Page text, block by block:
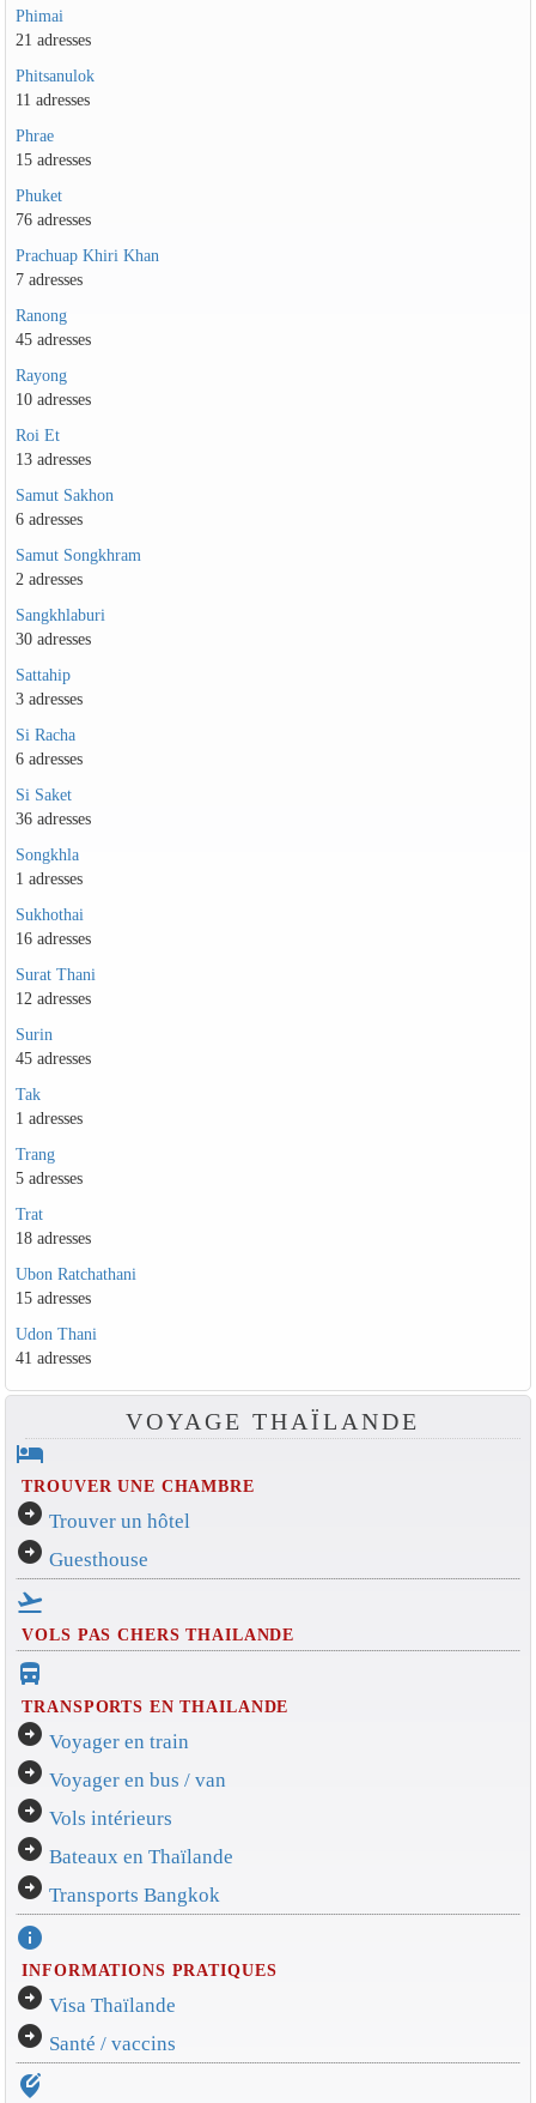
Phimai
21 adresses
Phitsanulok
11 adresses
Phrae
15 adresses
Phuket
76 adresses
Prachuap Khiri Khan
7 adresses
Ranong
45 adresses
Rayong
10 adresses
Roi Et
13 adresses
Samut Sakhon
6 adresses
Samut Songkhram
2 adresses
Sangkhlaburi
30 adresses
Sattahip
3 adresses
Si Racha
6 adresses
Si Saket
36 adresses
Songkhla
1 adresses
Sukhothai
16 adresses
Surat Thani
12 adresses
Surin
45 adresses
Tak
1 adresses
Trang
5 adresses
Trat
18 adresses
Ubon Ratchathani
15 adresses
Udon Thani
41 adresses
VOYAGE THAÏLANDE
hotel
TROUVER UNE CHAMBRE
arrow_circle_right Trouver un hôtel
arrow_circle_right Guesthouse
flight_takeoff
VOLS PAS CHERS THAILANDE
directions_bus_filled
TRANSPORTS EN THAILANDE
arrow_circle_right Voyager en train
arrow_circle_right Voyager en bus / van
arrow_circle_right Vols intérieurs
arrow_circle_right Bateaux en Thaïlande
arrow_circle_right Transports Bangkok
info
INFORMATIONS PRATIQUES
arrow_circle_right Visa Thaïlande
arrow_circle_right Santé / vaccins
edit_location_alt